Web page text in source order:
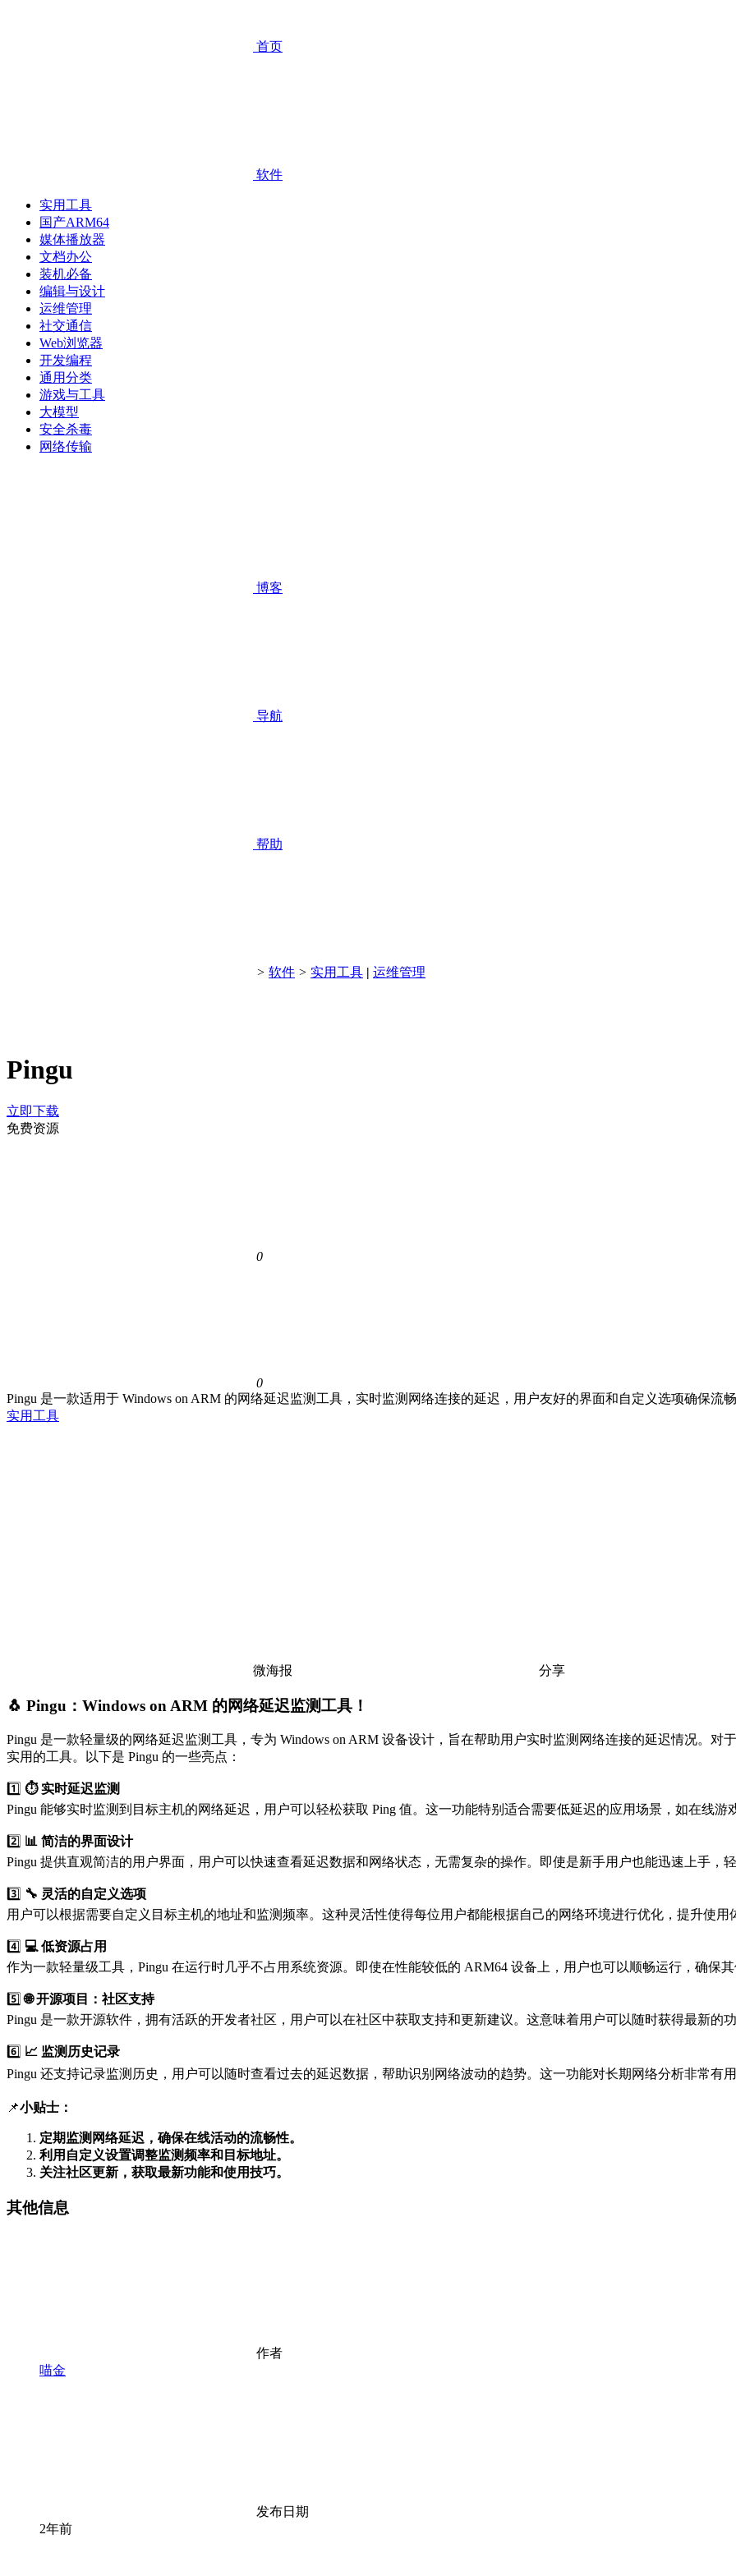
首页
软件
实用工具
国产ARM64
媒体播放器
文档办公
装机必备
编辑与设计
运维管理
社交通信
Web浏览器
开发编程
通用分类
游戏与工具
大模型
安全杀毒
网络传输
博客
导航
帮助
> 软件 > 实用工具 | 运维管理
Pingu
立即下载
免费资源
0
0
Pingu 是一款适用于 Windows on ARM 的网络延迟监测工具，实时监测网络连接的延迟，用户友好的界面和自定义选项确保流
实用工具
微海报 分享
🐧 Pingu：Windows on ARM 的网络延迟监测工具！
Pingu 是一款轻量级的网络延迟监测工具，专为 Windows on ARM 设备设计，旨在帮助用户实时监测网络连接的延迟情况。对
实用的工具。以下是 Pingu 的一些亮点：
1️⃣ ⏱️ 实时延迟监测
Pingu 能够实时监测到目标主机的网络延迟，用户可以轻松获取 Ping 值。这一功能特别适合需要低延迟的应用场景，如在线
2️⃣ 📊 简洁的界面设计
Pingu 提供直观简洁的用户界面，用户可以快速查看延迟数据和网络状态，无需复杂的操作。即使是新手用户也能迅速上手，
3️⃣ 🔧 灵活的自定义选项
用户可以根据需要自定义目标主机的地址和监测频率。这种灵活性使得每位用户都能根据自己的网络环境进行优化，提升使用
4️⃣ 💻 低资源占用
作为一款轻量级工具，Pingu 在运行时几乎不占用系统资源。即使在性能较低的 ARM64 设备上，用户也可以顺畅运行，确保
5️⃣🌐 开源项目：社区支持
Pingu 是一款开源软件，拥有活跃的开发者社区，用户可以在社区中获取支持和更新建议。这意味着用户可以随时获得最新的
6️⃣ 📈 监测历史记录
Pingu 还支持记录监测历史，用户可以随时查看过去的延迟数据，帮助识别网络波动的趋势。这一功能对长期网络分析非常有
📌小贴士：
定期监测网络延迟，确保在线活动的流畅性。
利用自定义设置调整监测频率和目标地址。
关注社区更新，获取最新功能和使用技巧。
其他信息
作者
喵金
发布日期
2年前